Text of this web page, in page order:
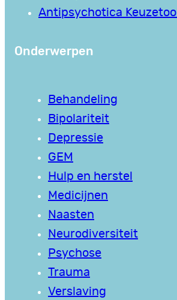
Antipsychotica Keuzetool
Onderwerpen
Behandeling
Bipolariteit
Depressie
GEM
Hulp en herstel
Medicijnen
Naasten
Neurodiversiteit
Psychose
Trauma
Verslaving